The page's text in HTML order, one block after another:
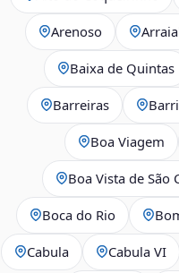
Arenoso
Baixa de Quintas
Barreiras
Boa Viagem
Boa Vista de São
Boca do Rio
Cabula Cabula VI